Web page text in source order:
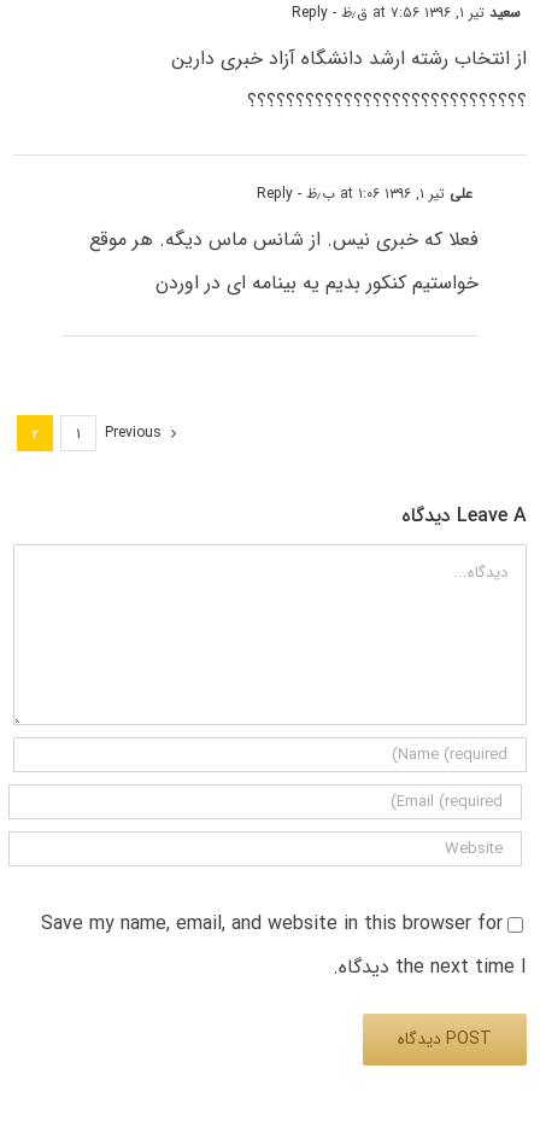
سعیدتیر ۱, ۱۳۹۶ at ۷:۵۶ ق٫ظ - Reply
از انتخاب رشته ارشد دانشگاه آزاد خبری دارین
؟؟؟؟؟؟؟؟؟؟؟؟؟؟؟؟؟؟؟؟؟؟؟؟؟؟؟؟؟
علی تیر ۱, ۱۳۹۶ at ۱:۰۶ ب٫ظ - Reply
فعلا که خبری نیس. از شانس ماس دیگه. هر موقع
خواستیم کنکور بدیم یه بینامه ای در اوردن
Previous ۱ ۲
Leave A دیدگاه
دیدگاه
Save my name, email, and website in this browser for
the next time I دیدگاه.